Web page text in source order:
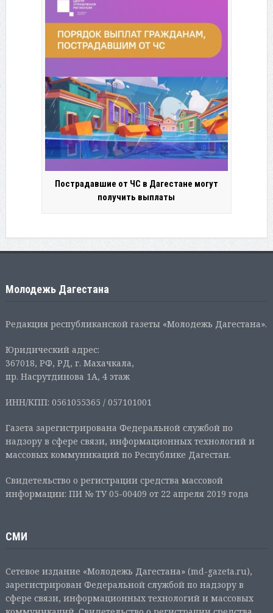
Пострадавшие от ЧС в Дагестане могут
получить выплаты
Молодежь Дагестана
Редакция республиканской газеты «Молодежь Дагестана».
Юридический адрес:
367018, РФ, РД, г. Махачкала,
пр. Насрутдинова 1А, 4 этаж
ИНН/КПП: 0561055365 / 057101001
Газета зарегистрирована Федеральной службой по
надзору в сфере связи, информационных технологий и
массовых коммуникаций по Республике Дагестан.
Свидетельство о регистрации средства массовой
информации: ПИ № ТУ 05-00409 от 22 апреля 2019 года
СМИ
Сетевое издание «Молодежь Дагестана» (md-gazeta.ru),
зарегистрирован Федеральной службой по надзору в
сфере связи, информационных технологий и массовых